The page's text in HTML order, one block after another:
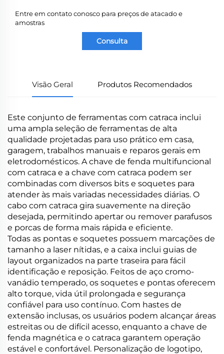
Entre em contato conosco para preços de atacado e
amostras
Consulta
Visão Geral Produtos Recomendados
Este conjunto de ferramentas com catraca inclui
uma ampla seleção de ferramentas de alta
qualidade projetadas para uso prático em casa,
garagem, trabalhos manuais e reparos gerais em
eletrodomésticos. A chave de fenda multifuncional
com catraca e a chave com catraca podem ser
combinadas com diversos bits e soquetes para
atender às mais variadas necessidades diárias. O
cabo com catraca gira suavemente na direção
desejada, permitindo apertar ou remover parafusos
e porcas de forma mais rápida e eficiente.
Todas as pontas e soquetes possuem marcações de
tamanho a laser nítidas, e a caixa inclui guias de
layout organizados na parte traseira para fácil
identificação e reposição. Feitos de aço cromo-
vanádio temperado, os soquetes e pontas oferecem
alto torque, vida útil prolongada e segurança
confiável para uso contínuo. Com hastes de
extensão inclusas, os usuários podem alcançar áreas
estreitas ou de difícil acesso, enquanto a chave de
fenda magnética e o catraca garantem operação
estável e confortável. Personalização de logotipo,